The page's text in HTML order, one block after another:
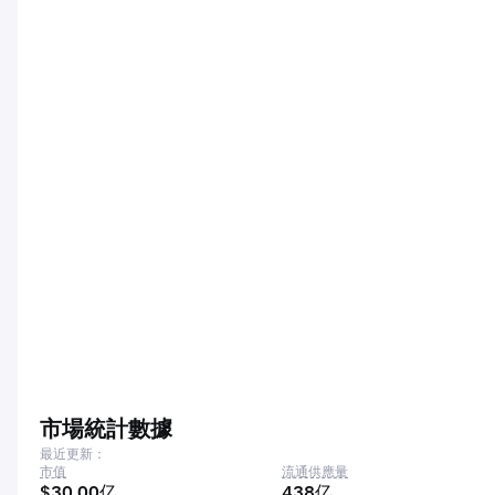
市場統計數據
最近更新：
市值
流通供應量